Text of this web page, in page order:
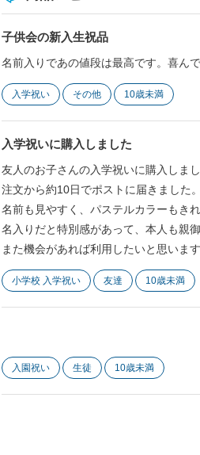
子供会の新入生祝品
名前入りであの値段は最高です。喜んで
入学祝い その他 10歳未満
入学祝いに購入しました
友人のお子さんの入学祝いに購入しまし
注文から約10日でポストに届きました。
名前も見やすく、パステルカラーもき
名入りだと特別感があって、本人も親
また機会があれば利用したいと思います
小学校 入学祝い 友達 10歳未満
入園祝い 生徒 10歳未満